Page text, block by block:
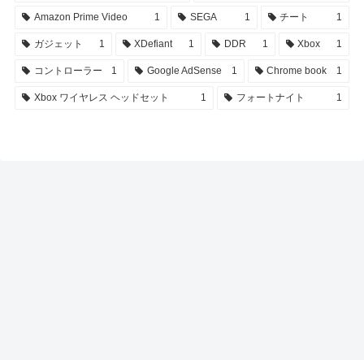
Amazon Prime Video 1 SEGA 1 チート 1
ガジェット 1 XDefiant 1 DDR 1 Xbox 1
コントローラー 1 Google AdSense 1 Chrome book 1
Xbox ワイヤレス ヘッドセット 1 フォートナイト 1